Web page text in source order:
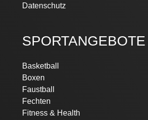
Datenschutz
SPORTANGEBOTE
Navigation
überspringen
Basketball
Boxen
Faustball
Fechten
Fitness & Health